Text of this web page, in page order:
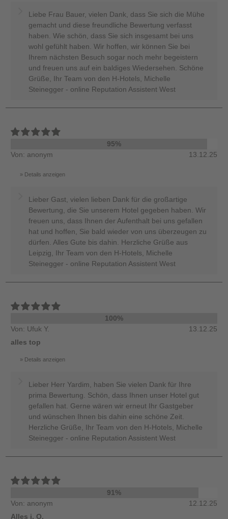
Liebe Frau Bauer, vielen Dank, dass Sie sich die Mühe
gemacht und diese freundliche Bewertung verfasst
haben. Wie schön, dass Sie sich insgesamt bei uns
wohl gefühlt haben. Wir hoffen, wir können Sie bei
Ihrem nächsten Besuch sogar noch mehr begeistern
und freuen uns auf ein baldiges Wiedersehen. Schöne
Grüße, Ihr Team von den H-Hotels, Michelle
Steinegger - online Reputation Assistent West
95%
Von: anonym
13.12.25
Details anzeigen
Lieber Gast, vielen lieben Dank für die großartige
Bewertung, die Sie unserem Hotel gegeben haben. Wir
freuen uns, dass Ihnen der Aufenthalt bei uns gefallen
hat und hoffen, Sie bald wieder von uns überzeugen zu
dürfen. Alles Gute bis dahin. Herzliche Grüße aus
Leipzig, Ihr Team von den H-Hotels, Michelle
Steinegger - online Reputation Assistent West
100%
Von: Ufuk Y.
13.12.25
alles top
Details anzeigen
Lieber Herr Yardim, haben Sie vielen Dank für Ihre
prima Bewertung. Schön, dass Ihnen unser Hotel gut
gefallen hat. Gerne wären wir erneut Ihr Gastgeber
und wünschen Ihnen bis dahin eine schöne Zeit.
Herzliche Grüße, Ihr Team von den H-Hotels, Michelle
Steinegger - online Reputation Assistent West
91%
Von: anonym
12.12.25
Alles i. O.